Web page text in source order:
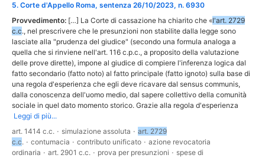
5. Corte d'Appello Roma, sentenza 26/10/2023, n. 6930
Provvedimento: […] La Corte di cassazione ha chiarito che «l'art. 2729
c.c., nel prescrivere che le presunzioni non stabilite dalla legge sono
lasciate alla "prudenza del giudice" (secondo una formula analoga a
quella che si rinviene nell'art. 116 c.p.c., a proposito della valutazione
delle prove dirette), impone al giudice di compiere l'inferenza logica dal
fatto secondario (fatto noto) al fatto principale (fatto ignoto) sulla base di
una regola d'esperienza che egli deve ricavare dal sensus communis,
dalla conoscenza dell'uomo medio, dal sapere collettivo della comunità
sociale in quel dato momento storico. Grazie alla regola d'esperienza
Leggi di più...
art. 1414 c.c. · simulazione assoluta · art. 2729
c.c. · contumacia · contributo unificato · azione revocatoria
ordinaria · art. 2901 c.c. · prova per presunzioni · spese di